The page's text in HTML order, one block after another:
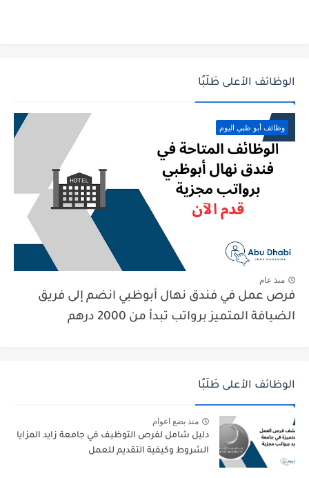
الوظائف الأعلى طَلَبًا
وظائف أبو ظبي اليوم
منذ عام
فرص عمل في فندق نهال أبوظبي انضم إلى فريق
الضيافة المتميز برواتب تبدأ من 2000 درهم
الوظائف الأعلى طَلَبًا
منذ بضع اعوام
دليل شامل لفرص التوظيف في جامعة زايد المزايا
الشروط وكيفية التقديم للعمل